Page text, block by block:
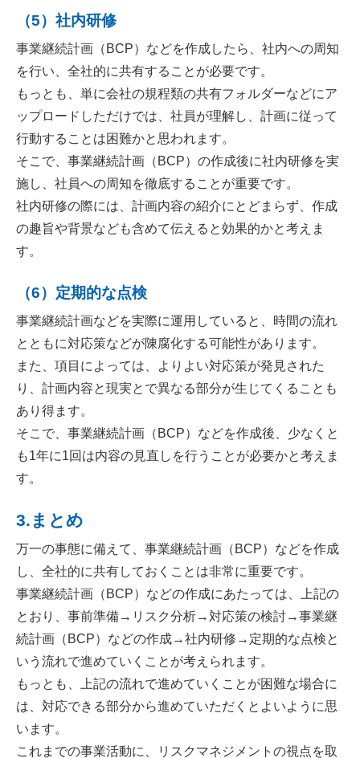
（5）社内研修
事業継続計画（BCP）などを作成したら、社内への周知
を行い、全社的に共有することが必要です。
もっとも、単に会社の規程類の共有フォルダーなどにア
ップロードしただけでは、社員が理解し、計画に従って
行動することは困難かと思われます。
そこで、事業継続計画（BCP）の作成後に社内研修を実
施し、社員への周知を徹底することが重要です。
社内研修の際には、計画内容の紹介にとどまらず、作成
の趣旨や背景なども含めて伝えると効果的かと考えま
す。
（6）定期的な点検
事業継続計画などを実際に運用していると、時間の流れ
とともに対応策などが陳腐化する可能性があります。
また、項目によっては、よりよい対応策が発見された
り、計画内容と現実とで異なる部分が生じてくることも
あり得ます。
そこで、事業継続計画（BCP）などを作成後、少なくと
も1年に1回は内容の見直しを行うことが必要かと考えま
す。
3.まとめ
万一の事態に備えて、事業継続計画（BCP）などを作成
し、全社的に共有しておくことは非常に重要です。
事業継続計画（BCP）などの作成にあたっては、上記の
とおり、事前準備→リスク分析→対応策の検討→事業継
続計画（BCP）などの作成→社内研修→定期的な点検と
いう流れで進めていくことが考えられます。
もっとも、上記の流れで進めていくことが困難な場合に
は、対応できる部分から進めていただくとよいように思
います。
これまでの事業活動に、リスクマネジメントの視点を取